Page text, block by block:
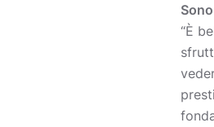
“È